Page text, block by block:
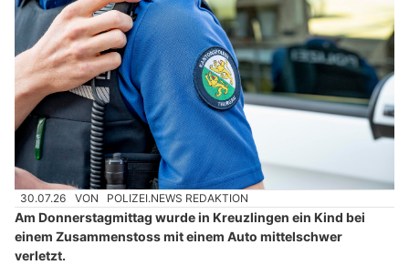
30.07.26 VON POLIZEI.NEWS REDAKTION
Am Donnerstagmittag wurde in Kreuzlingen ein Kind bei
einem Zusammenstoss mit einem Auto mittelschwer
verletzt.